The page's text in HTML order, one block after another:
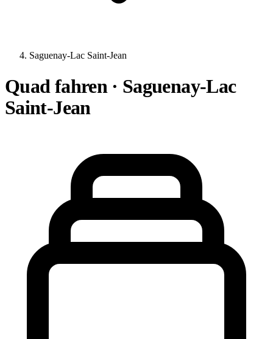
Saguenay-Lac Saint-Jean
Quad fahren · Saguenay-Lac
Saint-Jean